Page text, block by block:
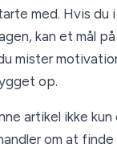
med. Hvis du i
kan et mål
mister
op.
artikel ikke kun
om at